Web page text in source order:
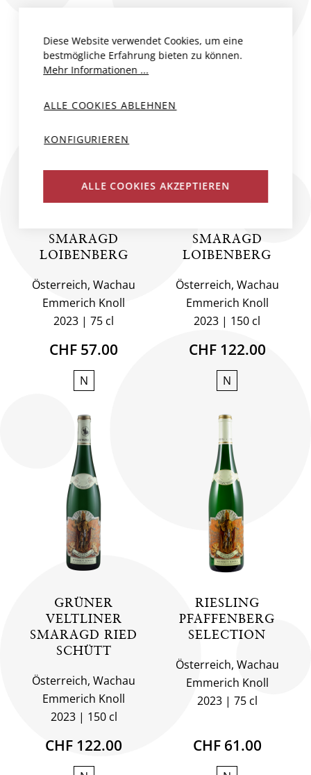
GRÜNER
SMARAGD
LOIBENBERG
Österreich, Wachau
Emmerich Knoll
2023
75 cl
CHF 57.00
N
GRÜNER
SMARAGD
LOIBENBERG
Österreich, Wachau
Emmerich Knoll
2023
150 cl
CHF 122.00
N
GRÜNER
VELTLINER
SMARAGD RIED
SCHÜTT
Österreich, Wachau
Emmerich Knoll
2023
150 cl
CHF 122.00
RIESLING
PFAFFENBERG
SELECTION
Österreich, Wachau
Emmerich Knoll
2023
75 cl
CHF 61.00
Diese Website verwendet Cookies, um eine
bestmögliche Erfahrung bieten zu können.
Mehr Informationen ...
ALLE COOKIES ABLEHNEN
KONFIGURIEREN
ALLE COOKIES AKZEPTIEREN